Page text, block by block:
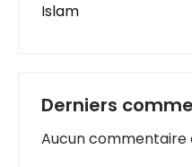
Islam
Derniers
Aucun commentaire